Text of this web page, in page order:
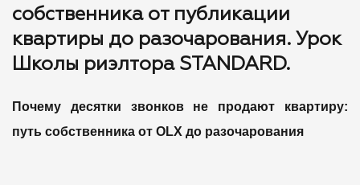
собственника от публикации
квартиры до разочарования. Урок
Школы риэлтора STANDARD.
Почему десятки звонков не продают квартиру:
путь собственника от OLX до разочарования